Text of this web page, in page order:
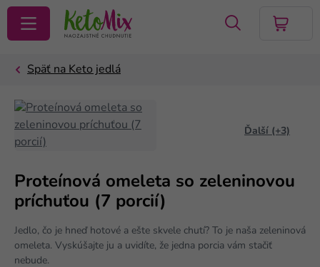
VYHĽADAŤ
Ďalší (+3)
Proteínová omeleta so zeleninovou
príchuťou (7 porcií)
Jedlo, čo je hneď hotové a ešte skvele chutí? To je naša zeleninová
omeleta. Vyskúšajte ju a uvidíte, že jedna porcia vám stačiť
nebude.